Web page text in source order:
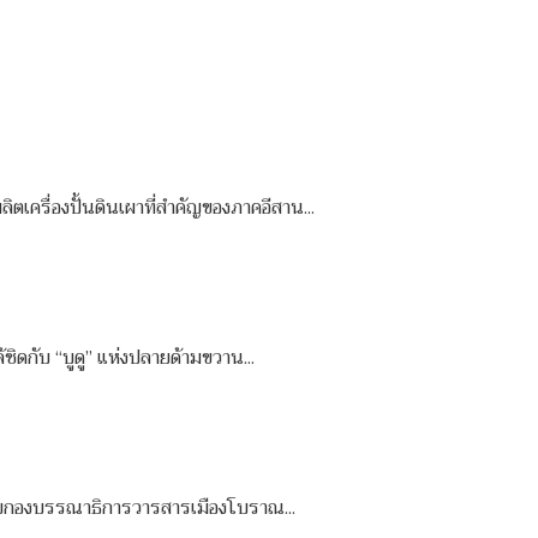
เครื่องปั้นดินเผาที่สำคัญของภาคอีสาน...
ดกับ “บูดู” แห่งปลายด้ามขวาน...
งบรรณาธิการวารสารเมืองโบราณ...